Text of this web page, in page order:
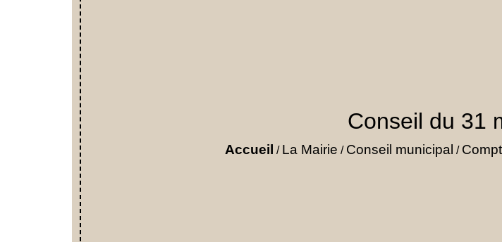
Conseil du 31
Accueil / La Mairie / Conseil municipal /